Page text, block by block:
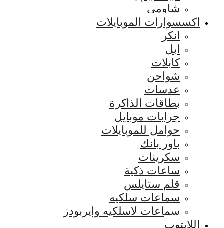
شاومي
اكسسوارات الموبايلات
انكر
ابل
كابلات
شواحن
عدسات
بطاقات الذاكرة
جرابات موبايل
حوامل للموبايلات
باور بانك
سكرينات
ساعات ذكية
قلم ستايلس
سماعات سلكيه
سماعات لاسلكيه وايربودز
اللابتوب